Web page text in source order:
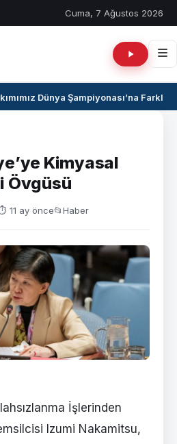
Cuma, 7 Ağustos 2026
Dünya Şampiyonası’na Farklı
Kimyasal
Övgüsü
11 ay önce📂Haber
İşlerinden
Izumi Nakamitsu,